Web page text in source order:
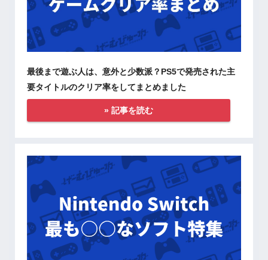
最後まで遊ぶ人は、意外と少数派？PS5で発売された主
要タイトルのクリア率をしてまとめました
» 記事を読む